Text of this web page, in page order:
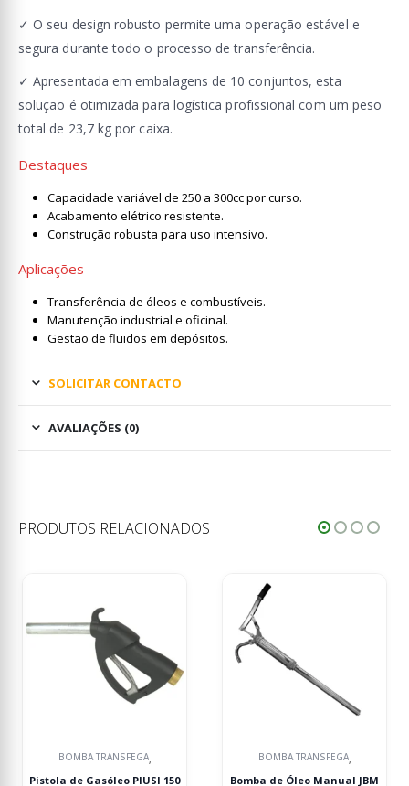
✓ O seu design robusto permite uma operação estável e
segura durante todo o processo de transferência.
✓ Apresentada em embalagens de 10 conjuntos, esta
solução é otimizada para logística profissional com um peso
total de 23,7 kg por caixa.
Destaques
Capacidade variável de 250 a 300cc por curso.
Acabamento elétrico resistente.
Construção robusta para uso intensivo.
Aplicações
Transferência de óleos e combustíveis.
Manutenção industrial e oficinal.
Gestão de fluidos em depósitos.
SOLICITAR CONTACTO
AVALIAÇÕES (0)
PRODUTOS RELACIONADOS
TRANSFEGA,
PIUSI 150
BOMBA TRANSFEGA,
Bomba de Óleo Manual JBM
BOMBA